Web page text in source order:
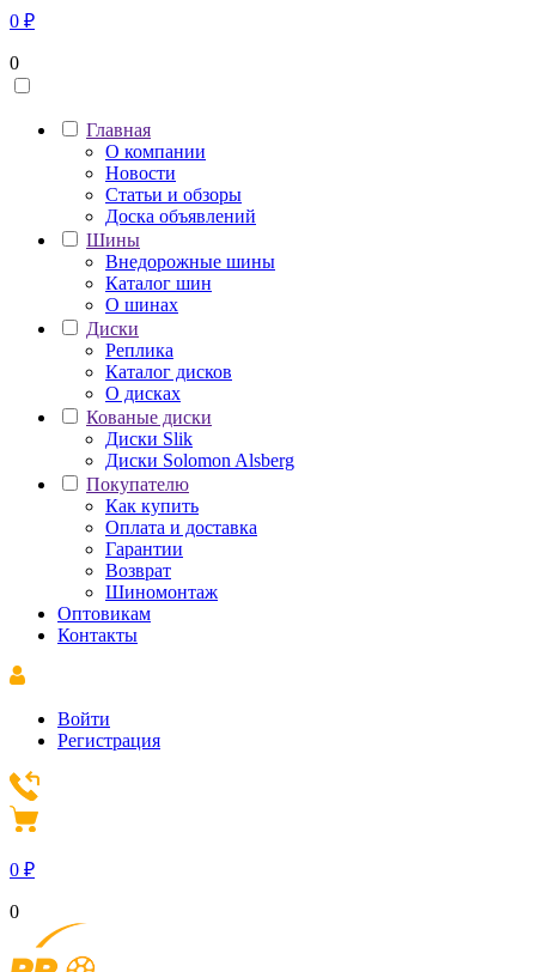
0 ₽
0
Главная
О компании
Новости
Статьи и обзоры
Доска объявлений
Шины
Внедорожные шины
Каталог шин
О шинах
Диски
Реплика
Каталог дисков
О дисках
Кованые диски
Диски Slik
Диски Solomon Alsberg
Покупателю
Как купить
Оплата и доставка
Гарантии
Возврат
Шиномонтаж
Оптовикам
Контакты
Войти
Регистрация
0 ₽
0